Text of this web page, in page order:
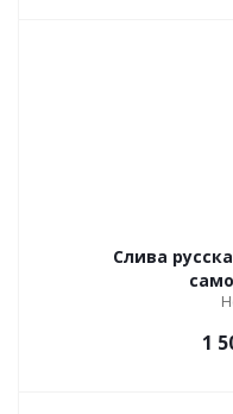
Слива
1